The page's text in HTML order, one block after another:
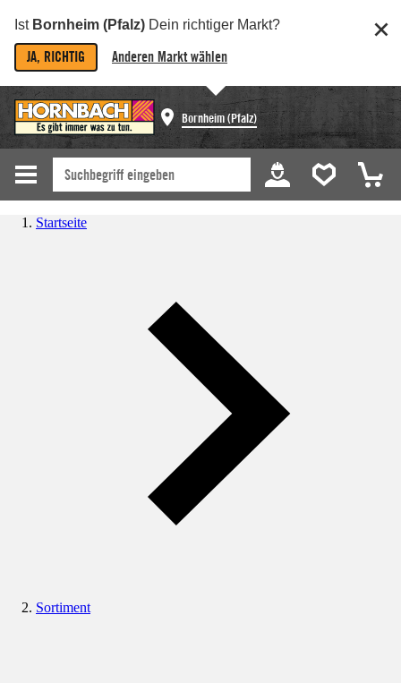
Ist Bornheim (Pfalz) Dein richtiger Markt?
JA, RICHTIG Anderen Markt wählen
Bornheim (Pfalz)
Startseite
Sortiment